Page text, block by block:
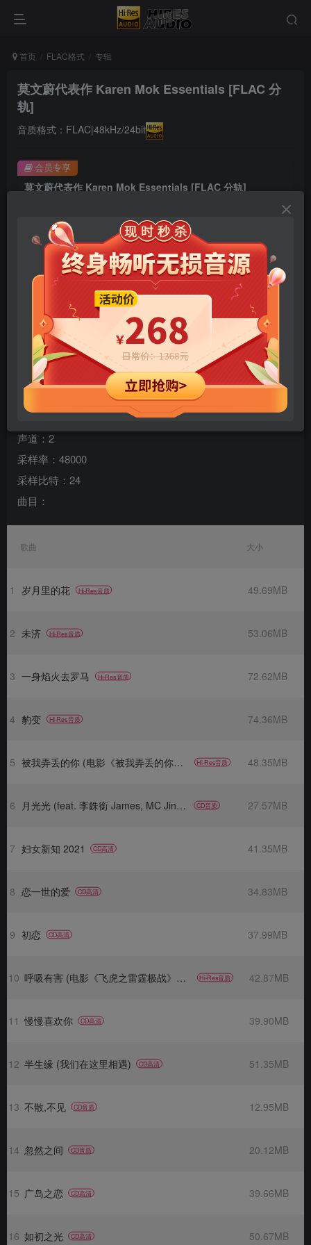
首页 FLAC格式 专辑
莫文蔚代表作 Karen Mok Essentials [FLAC 分
轨]
音质格式：FLAC|48kHz/24bit
莫文蔚代表作 Karen Mok Essentials [FLAC 分轨]
￥9.9 限时特惠
￥99
年卡会员免费 永久会员免费
立即购买
您当前未登录！建议登陆后购买，可保存购买订单
会员专享
专辑名称：Karen Mok Essentials
歌手：莫文蔚
格式：flac
声道：2
采样率：48000
采样比特：24
曲目：
歌曲 大小
1 岁月里的花 Hi-Res音质 49.69MB
2 未济 Hi-Res音质 53.06MB
3 一身焰火去罗马 Hi-Res音质 72.62MB
4 豹变 Hi-Res音质 74.36MB
5 被我弄丢的你 (电影《被我弄丢的你》同名主题曲) Hi-Res音质 48.35MB
6 月光光 (feat. 李銖銜 James, MC Jin & 張淇) CD音质 27.57MB
7 妇女新知 2021 CD高清 41.35MB
8 恋一世的爱 CD高清 34.83MB
9 初恋 CD高清 37.99MB
10 呼吸有害 (电影《飞虎之雷霆极战》主题曲) Hi-Res音质 42.87MB
11 慢慢喜欢你 CD高清 39.90MB
12 半生缘 (我们在这里相遇) CD高清 51.35MB
13 不散,不见 CD音质 12.95MB
14 忽然之间 CD音质 20.12MB
15 广岛之恋 CD高清 39.66MB
16 如初之光 CD高清 50.67MB